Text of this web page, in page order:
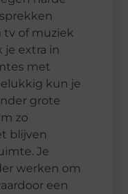
tv of muziek
je extra in
met
kun je
grote
zo
blijven
Je
werken om
een